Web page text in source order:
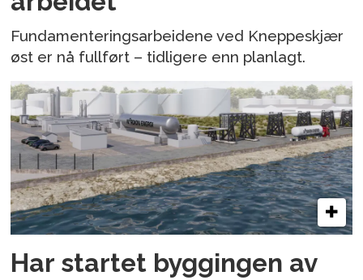
Fundamenteringsarbeidene ved Kneppeskjær
øst er nå fullført – tidligere enn planlagt.
Har startet byggingen av